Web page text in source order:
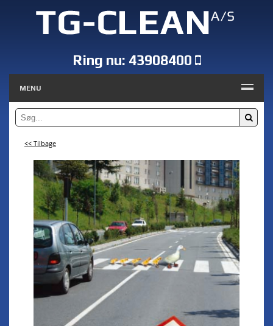
Ring nu: 43908400
MENU
<< Tilbage